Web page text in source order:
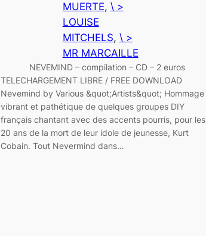
MUERTE, \ >
LOUISE
MITCHELS, \ >
MR MARCAILLE
NEVEMIND – compilation – CD – 2 euros
TELECHARGEMENT LIBRE / FREE DOWNLOAD
Nevemind by Various &quot;Artists&quot; Hommage
vibrant et pathétique de quelques groupes DIY
français chantant avec des accents pourris, pour les
20 ans de la mort de leur idole de jeunesse, Kurt
Cobain. Tout Nevermind dans…